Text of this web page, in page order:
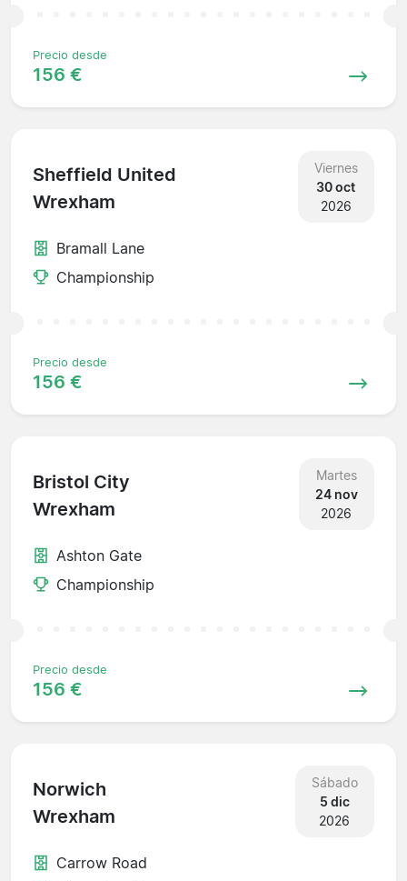
Precio desde
156 €
Sheffield United
Wrexham
Viernes
30 oct
2026
Bramall Lane
Championship
Precio desde
156 €
Bristol City
Wrexham
Martes
24 nov
2026
Ashton Gate
Championship
Precio desde
156 €
Norwich
Wrexham
Sábado
5 dic
2026
Carrow Road